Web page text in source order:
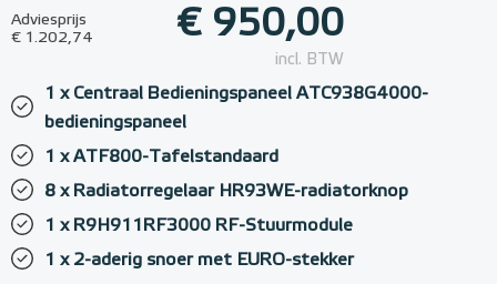
Adviesprijs
€ 1.202,74
€ 950,00
incl. BTW
1 x Centraal Bedieningspaneel ATC938G4000-
bedieningspaneel
1 x ATF800-Tafelstandaard
8 x Radiatorregelaar HR93WE-radiatorknop
1 x R9H911RF3000 RF-Stuurmodule
1 x 2-aderig snoer met EURO-stekker